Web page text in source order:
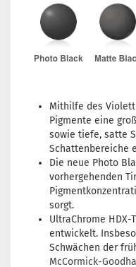
Mithilfe des
Pigmente eine
sowie tiefe, satte
Schattenbereiche
Die neue Photo
vorhergehenden
sorgt.
UltraChrome
entwickelt.
Schwächen der
McCormick-